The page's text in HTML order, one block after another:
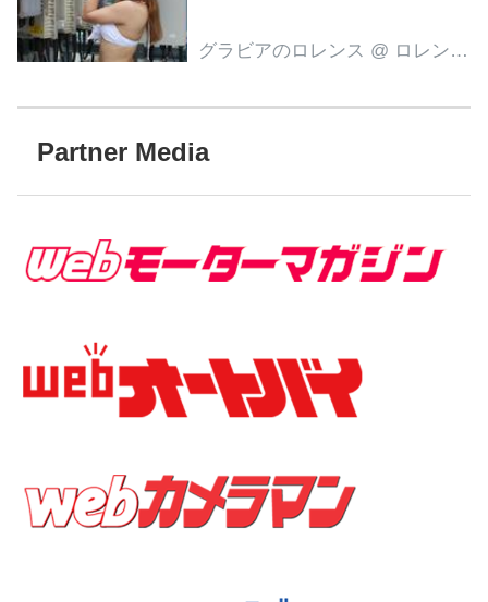
グラビアのロレンス @ ロレンス編集部
Partner Media